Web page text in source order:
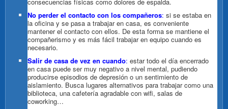
consecuencias físicas como dolores de espalda.
No perder el contacto con los compañeros: si se estaba en
la oficina y se pasa a trabajar en casa, es conveniente
mantener el contacto con ellos. De esta forma se mantiene el
compañerismo y es más fácil trabajar en equipo cuando es
necesario.
Salir de casa de vez en cuando: estar todo el día encerrado
en casa puede ser muy negativo a nivel mental, pudiendo
producirse episodios de depresión o un sentimiento de
aislamiento. Busca lugares alternativos para trabajar como una
biblioteca, una cafetería agradable con wifi, salas de
coworking…